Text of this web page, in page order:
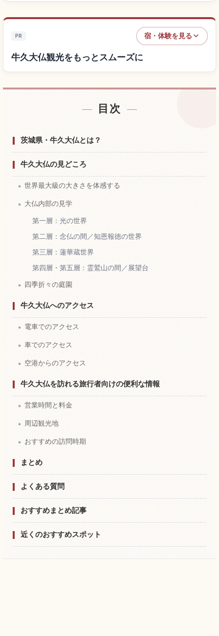
PR 宿・体験を見る
牛久大仏観光をもっとスムーズに
牛久大仏付近の宿を探す
牛久大仏の体験を探す
目次
茨城県・牛久大仏とは？
牛久大仏の見どころ
世界最大級の大きさを体感する
大仏内部の見学
第一層：光の世界
第二層：念仏の間／知恩報徳の世界
第三層：蓮華蔵世界
第四層・第五層：霊鷲山の間／展望台
四季折々の庭園
牛久大仏へのアクセス
電車でのアクセス
車でのアクセス
空港からのアクセス
牛久大仏を訪れる旅行者向けの便利な情報
営業時間と料金
周辺観光地
おすすめの訪問時期
まとめ
よくある質問
おすすめまとめ記事
近くのおすすめスポット